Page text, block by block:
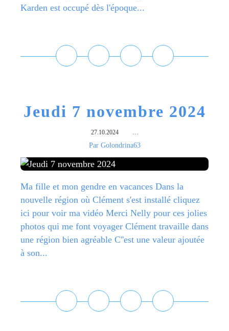
Karden est occupé dès l'époque...
Jeudi 7 novembre 2024
27.10.2024 …
Par Golondrina63
Ma fille et mon gendre en vacances Dans la
nouvelle région où Clément s'est installé cliquez
ici pour voir ma vidéo Merci Nelly pour ces jolies
photos qui me font voyager Clément travaille dans
une région bien agréable C''est une valeur ajoutée
à son...